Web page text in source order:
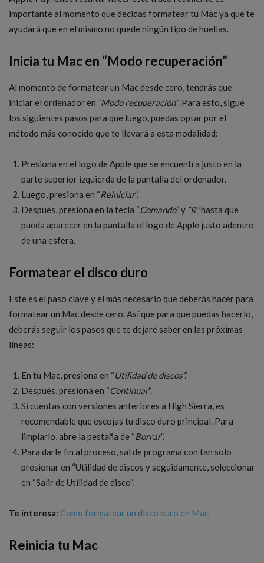
importante al momento que decidas formatear tu Mac ya que te
ayudará que en el mismo no quede ningún tipo de huellas.
Inicia tu Mac en “Modo recuperación”
Al momento de formatear un Mac desde cero, tendrás que
iniciar el ordenador en “Modo recuperación”. Para esto, sigue
los siguientes pasos para que luego, puedas optar por el
método más conocido que te llevará a esta modalidad:
Presiona en el logo de Apple que se encuentra justo en la
parte superior izquierda de la pantalla del ordenador.
Luego, presiona en “Reiniciar”.
Después, presiona en la tecla “Comando” y “R”hasta que
pueda aparecer en la pantalla el logo de Apple justo adentro
de una esfera.
Formatear el disco duro
Este es el paso clave y el más necesario que deberás hacer para
formatear un Mac desde cero. Así que para que puedas hacerlo,
deberás seguir los pasos que te dejaré saber en las próximas
líneas:
En tu Mac, presiona en “Utilidad de discos”.
Después, presiona en “Continuar”.
Si cuentas con versiones anteriores a High Sierra, es
recomendable que escojas tu disco duro principal. Para
limpiarlo, abre la pestaña de “Borrar”.
Para darle fin al proceso, sal de programa con tan solo
presionar en “Utilidad de discos y seguidamente, seleccionar
en “Salir de Utilidad de disco”.
Te interesa: Como formatear un disco duro en Mac
Reinicia tu Mac